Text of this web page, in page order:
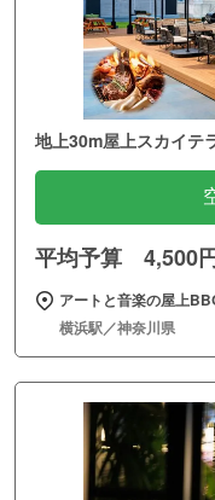
地上30m屋上スカイテ
平均予算 4,500
アートと音楽の屋上
横浜駅／神奈川県